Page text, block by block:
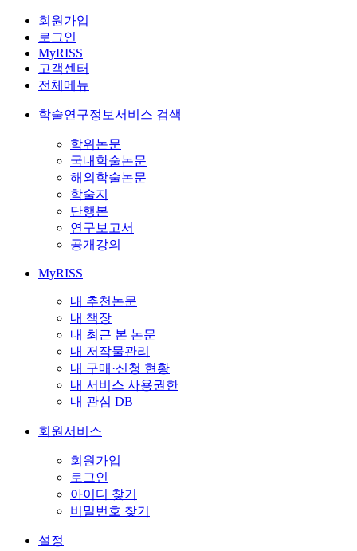
회원가입
로그인
MyRISS
고객센터
전체메뉴
학술연구정보서비스 검색
학위논문
국내학술논문
해외학술논문
학술지
단행본
연구보고서
공개강의
MyRISS
내 추천논문
내 책장
내 최근 본 논문
내 저작물관리
내 구매·신청 현황
내 서비스 사용권한
내 관심 DB
회원서비스
회원가입
로그인
아이디 찾기
비밀번호 찾기
설정